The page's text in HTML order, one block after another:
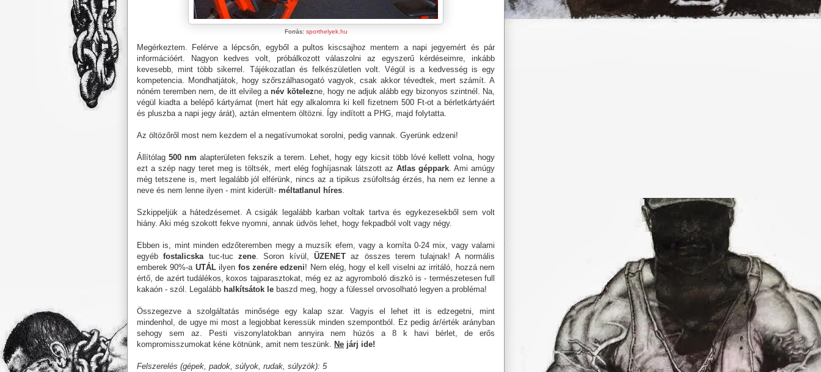
Forrás: sporthelyek.hu
Megérkeztem. Felérve a lépcsőn, egyből a pultos kiscsajhoz mentem a napi jegyemért és pár
információért. Nagyon kedves volt, próbálkozott válaszolni az egyszerű kérdéseimre, inkább
kevesebb, mint több sikerrel. Tájékozatlan és felkészületlen volt. Végül is a kedvesség is egy
kompetencia. Mondhatjátok, hogy szőrszálhasogató vagyok, csak akkor tévedtek, mert számít. A
nóném teremben nem, de itt elvileg anév kötelezne, hogy ne adjuk alább egy bizonyos szintnél. Na,
végül kiadta a belépő kártyámat (mert hát egy alkalomra ki kell fizetnem 500 Ft-ot a bérletkártyáért
és pluszba a napi jegy árát), aztán elmentem öltözni. Így indított a PHG, majd folytatta.
Az öltözőről most nem kezdem el a negatívumokat sorolni, pedig vannak. Gyerünk edzeni!
Állítólag 500 nm alapterületen fekszik a terem. Lehet, hogy egy kicsit több lóvé kellett volna, hogy
ezt a szép nagy teret meg is töltsék, mert elég foghíjasnak látszott az Atlas géppark. Ami amúgy
még tetszene is, mert legalább jól elférünk, nincs az a tipikus zsúfoltság érzés, ha nem ez lenne a
neve és nem lenne ilyen - mint kiderült- méltatlanul híres.
Szkippeljük a hátedzésemet. A csigák legalább karban voltak tartva és egykezesekből sem volt
hiány. Aki még szokott fekve nyomni, annak üdvös lehet, hogy fekpadból volt vagy négy.
Ebben is, mint minden edzőteremben megy a muzsík efem, vagy a korníta 0-24 mix, vagy valami
egyébfostalicskatuc-tuczene. Soron kívül,ÜZENET az összes terem tulajnak! A normális
emberek 90%-a UTÁLilyen fos zenére edzeni! Nem elég, hogy el kell viselni az irritáló, hozzá nem
értő, de azért tudálékos, koxos tajparasztokat, még ez az agyromboló diszkó is - természetesen full
kakaón - szól. Legalább halkítsátok le baszd meg, hogy a fülessel orvosolható legyen a probléma!
Összegezve a szolgáltatás minősége egy kalap szar. Vagyis el lehet itt is edzegetni, mint
mindenhol, de ugye mi most a legjobbat keressük minden szempontból. Ez pedig ár/érték arányban
sehogy sem az. Pesti viszonylatokban annyira nem húzós a 8 k havi bérlet, de erős
kompromisszumokat kéne kötnünk, amit nem teszünk. Ne járj ide!
Felszerelés (gépek, padok, súlyok, rudak, súlyzók): 5